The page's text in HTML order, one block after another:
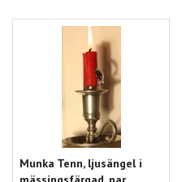
Munka Tenn, ljusängel i